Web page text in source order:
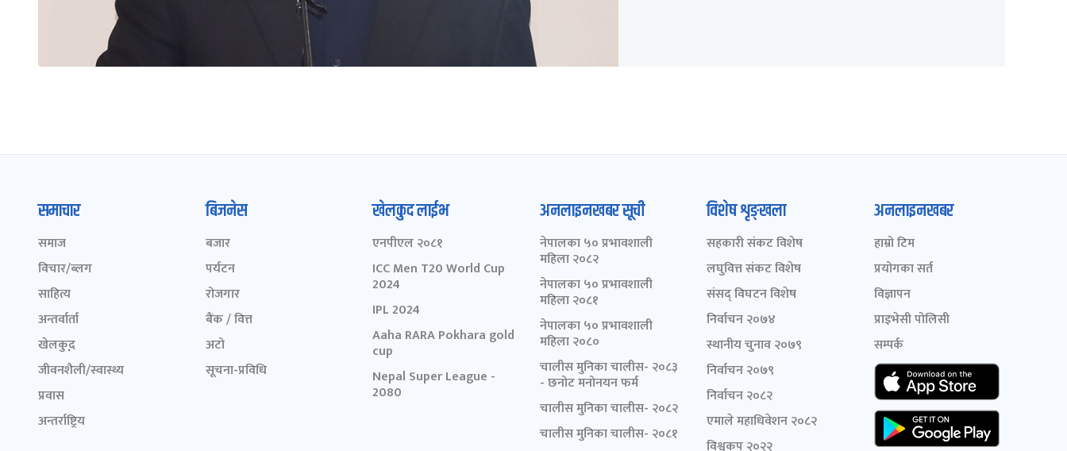
समाचार
समाज
विचार/ब्लग
साहित्य
अन्तर्वार्ता
खेलकुद़़
जीवनशैली/स्वास्थ्य
प्रवास
अन्तर्राष्ट्रिय
बिजनेस
बजार
पर्यटन
रोजगार
बैंक / वित्त
अटो
सूचना-प्रविधि
खेलकुद लाईभ
एनपीएल २०८१
ICC Men T20 World Cup
2024
IPL 2024
Aaha RARA Pokhara gold
cup
Nepal Super League -
2080
अनलाइनखबर सूची
नेपालका ५० प्रभावशाली
महिला २०८२
नेपालका ५० प्रभावशाली
महिला २०८१
नेपालका ५० प्रभावशाली
महिला २०८०
चालीस मुनिका चालीस- २०८३
- छनोट मनोनयन फर्म
चालीस मुनिका चालीस- २०८२
चालीस मुनिका चालीस- २०८१
विशेष शृङ्खला
सहकारी संकट विशेष
लघुवित्त संकट विशेष
संसद् विघटन विशेष
निर्वाचन २०७४
स्थानीय चुनाव २०७९
निर्वाचन २०७९
निर्वाचन २०८२
एमाले महाधिवेशन २०८२
विश्वकप २०२२
अनलाइनखबर
हाम्रो टिम
प्रयोगका सर्त
विज्ञापन
प्राइभेसी पोलिसी
सम्पर्क